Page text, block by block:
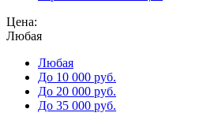
Цена:
Любая
Любая
До 10 000 руб.
До 20 000 руб.
До 35 000 руб.